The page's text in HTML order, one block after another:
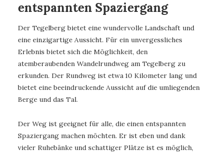
entspannten Spaziergang
Der Tegelberg bietet eine wundervolle Landschaft und
eine einzigartige Aussicht. Für ein unvergessliches
Erlebnis bietet sich die Möglichkeit, den
atemberaubenden Wandelrundweg am Tegelberg zu
erkunden. Der Rundweg ist etwa 10 Kilometer lang und
bietet eine beeindruckende Aussicht auf die umliegenden
Berge und das Tal.
Der Weg ist geeignet für alle, die einen entspannten
Spaziergang machen möchten. Er ist eben und dank
vieler Ruhebänke und schattiger Plätze ist es möglich,